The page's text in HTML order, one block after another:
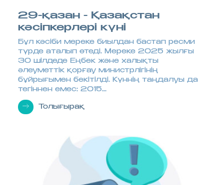
29-қазан - Қазақстан
кәсіпкерлері күні
Бұл кәсіби мереке биылдан бастап ресми
түрде аталып өтеді. Мереке 2025 жылғы
30 шілдеде Еңбек және халықты
әлеуметтік қорғау министрлігінің
бұйрығымен бекітілді. Күннің таңдалуы да
тегіннен емес: 2015...
Толығырақ